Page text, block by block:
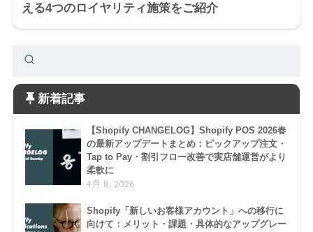
える4つのロイヤリティ施策をご紹介
新着記事
【Shopify CHANGELOG】Shopify POS 2026春
の最新アップデートまとめ：ピックアップ注文・
Tap to Pay・割引フロー改善で実店舗運営がより
柔軟に
4月 8, 2026
Shopify「新しいお客様アカウント」への移行に
向けて：メリット・課題・具体的なアップグレー